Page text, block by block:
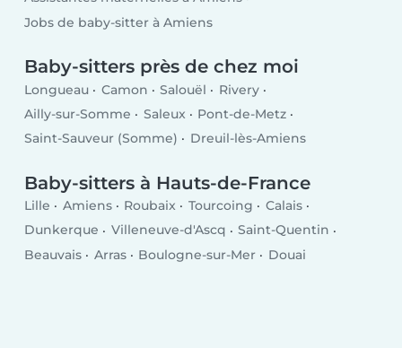
Jobs de baby-sitter à Amiens
Baby-sitters près de chez moi
Longueau Camon Salouël
Rivery
Ailly-sur-Somme
Saleux
Pont-de-Metz
Saint-Sauveur (Somme)
Dreuil-lès-Amiens
Baby-sitters à Hauts-de-France
Lille Amiens Roubaix Tourcoing
Calais
Dunkerque
Villeneuve-d'Ascq
Saint-Quentin
Beauvais
Arras Boulogne-sur-Mer Douai